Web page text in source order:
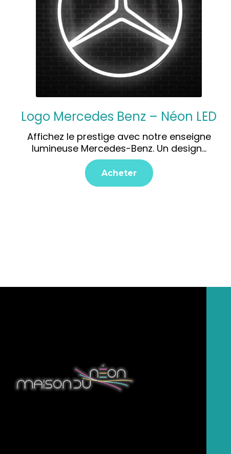
Logo Mercedes Benz – Néon LED
Affichez le prestige avec notre enseigne
lumineuse Mercedes-Benz. Un design…
Acheter